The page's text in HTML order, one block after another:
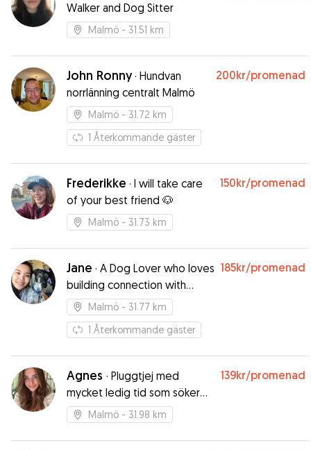
Walker and Dog Sitter
Malmö - 31.51 km
John Ronny· Hundvan
norrlänning centralt Malmö
200kr/promenad
Malmö - 31.72 km
1 Återkommande gäster
Frederikke · I will take care
of your best friend 🐶
150kr/promenad
Malmö - 31.73 km
Jane · A Dog Lover who loves
building connection with
dogs!
185kr/promenad
Malmö - 31.77 km
1 Återkommande gäster
Agnes · Pluggtjej med
mycket ledig tid som söker
någon kompis o dela den
med💛
139kr/promenad
Malmö - 31.98 km